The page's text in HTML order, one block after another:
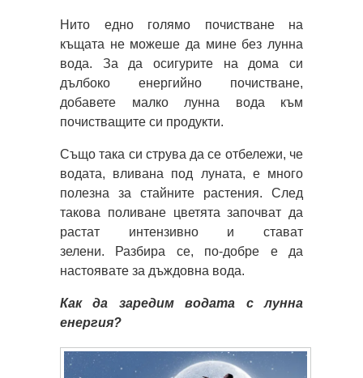
Нито едно голямо почистване на
къщата не можеше да мине без лунна
вода. За да осигурите на дома си
дълбоко енергийно почистване,
добавете малко лунна вода към
почистващите си продукти.
Също така си струва да се отбележи, че
водата, вливана под луната, е много
полезна за стайните растения. След
такова поливане цветята започват да
растат интензивно и стават
зелени. Разбира се, по-добре е да
настоявате за дъждовна вода.
Как да заредим водата с лунна
енергия?